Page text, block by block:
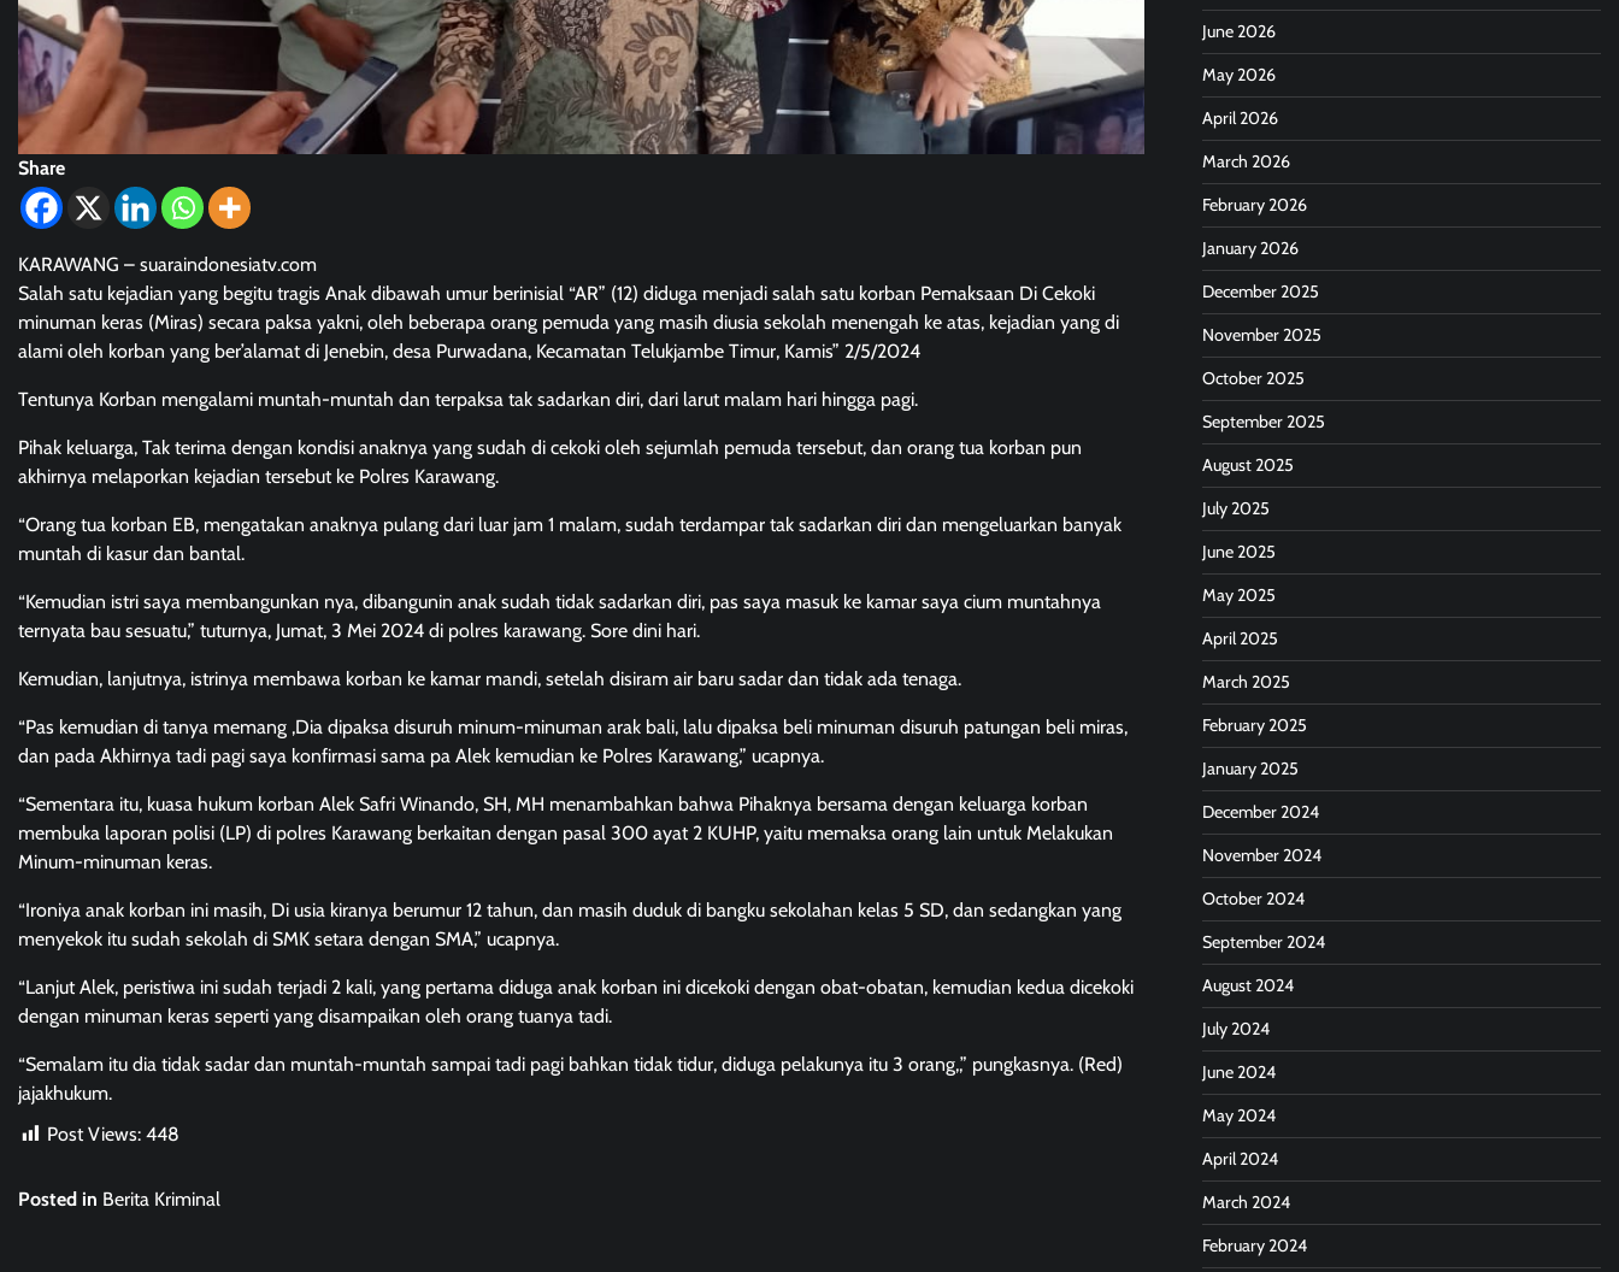
Share
KARAWANG – suaraindonesiatv.com
Salah satu kejadian yang begitu tragis Anak dibawah umur berinisial “AR” (12) diduga menjadi salah satu korban Pemaksaan Di Cekoki
minuman keras (Miras) secara paksa yakni, oleh beberapa orang pemuda yang masih diusia sekolah menengah ke atas, kejadian yang di
alami oleh korban yang ber’alamat di Jenebin, desa Purwadana, Kecamatan Telukjambe Timur, Kamis” 2/5/2024
Tentunya Korban mengalami muntah-muntah dan terpaksa tak sadarkan diri, dari larut malam hari hingga pagi.
Pihak keluarga, Tak terima dengan kondisi anaknya yang sudah di cekoki oleh sejumlah pemuda tersebut, dan orang tua korban pun
akhirnya melaporkan kejadian tersebut ke Polres Karawang.
“Orang tua korban EB, mengatakan anaknya pulang dari luar jam 1 malam, sudah terdampar tak sadarkan diri dan mengeluarkan banyak
muntah di kasur dan bantal.
“Kemudian istri saya membangunkan nya, dibangunin anak sudah tidak sadarkan diri, pas saya masuk ke kamar saya cium muntahnya
ternyata bau sesuatu,” tuturnya, Jumat, 3 Mei 2024 di polres karawang. Sore dini hari.
Kemudian, lanjutnya, istrinya membawa korban ke kamar mandi, setelah disiram air baru sadar dan tidak ada tenaga.
“Pas kemudian di tanya memang ,Dia dipaksa disuruh minum-minuman arak bali, lalu dipaksa beli minuman disuruh patungan beli miras,
dan pada Akhirnya tadi pagi saya konfirmasi sama pa Alek kemudian ke Polres Karawang,” ucapnya.
“Sementara itu, kuasa hukum korban Alek Safri Winando, SH, MH menambahkan bahwa Pihaknya bersama dengan keluarga korban
membuka laporan polisi (LP) di polres Karawang berkaitan dengan pasal 300 ayat 2 KUHP, yaitu memaksa orang lain untuk Melakukan
Minum-minuman keras.
“Ironiya anak korban ini masih, Di usia kiranya berumur 12 tahun, dan masih duduk di bangku sekolahan kelas 5 SD, dan sedangkan yang
menyekok itu sudah sekolah di SMK setara dengan SMA,” ucapnya.
“Lanjut Alek, peristiwa ini sudah terjadi 2 kali, yang pertama diduga anak korban ini dicekoki dengan obat-obatan, kemudian kedua dicekoki
dengan minuman keras seperti yang disampaikan oleh orang tuanya tadi.
“Semalam itu dia tidak sadar dan muntah-muntah sampai tadi pagi bahkan tidak tidur, diduga pelakunya itu 3 orang,,” pungkasnya. (Red)
jajakhukum.
Post Views: 448
Posted in Berita Kriminal
June 2026
May 2026
April 2026
March 2026
February 2026
January 2026
December 2025
November 2025
October 2025
September 2025
August 2025
July 2025
June 2025
May 2025
April 2025
March 2025
February 2025
January 2025
December 2024
November 2024
October 2024
September 2024
August 2024
July 2024
June 2024
May 2024
April 2024
March 2024
February 2024